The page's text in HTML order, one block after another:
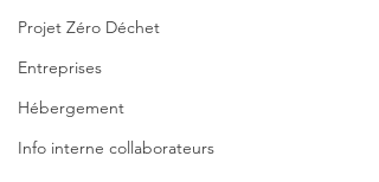
Projet Zéro Déchet
Entreprises
Hébergement
Info interne collaborateurs